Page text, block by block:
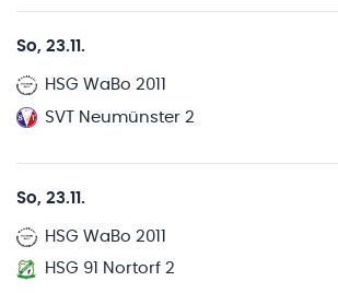
So, 23.11.
HSG WaBo 2011
SVT Neumünster 2
So, 23.11.
HSG WaBo 2011
HSG 91 Nortorf 2